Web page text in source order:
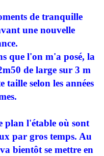
de tranquille
une nouvelle
que l'on m'a posé, la
de large sur 3 m
taille selon les années
plan l'étable où sont
par gros temps. Au
bientôt se mettre en